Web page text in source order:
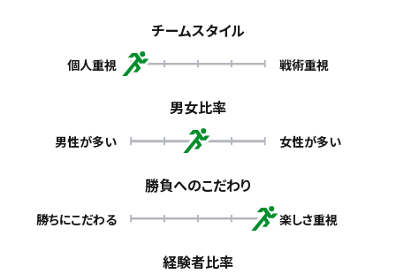
チームスタイル
個人重視 戦術重視
男女比率
男性が多い 女性が多い
勝負へのこだわり
勝ちにこだわる 楽しさ重視
経験者比率